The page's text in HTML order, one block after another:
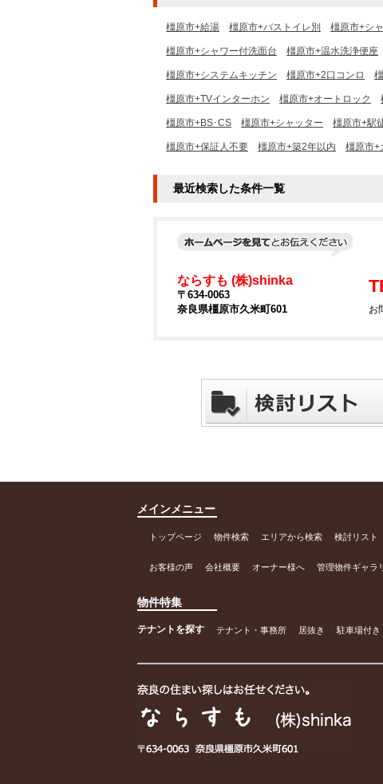
橿原市+給湯 橿原市+バストイレ別 橿原市+シ
橿原市+シャワー付洗面台 橿原市+温水洗浄便座
橿原市+システムキッチン 橿原市+2口コンロ
橿原市+TVインターホン 橿原市+オートロック
橿原市+BS･CS 橿原市+シャッター 橿原市+駅
橿原市+保証人不要 橿原市+築2年以内 橿原市+
最近検索した条件一覧
ならすも (株)shinka
〒634-0063
奈良県橿原市久米町601
お
メインメニュー
トップページ 物件検索 エリアから検索 検討リスト
お客様の声 会社概要 オーナー様へ 管理物件ギャラ
物件特集
テナントを探す テナント・事務所 居抜き 駐車場付き